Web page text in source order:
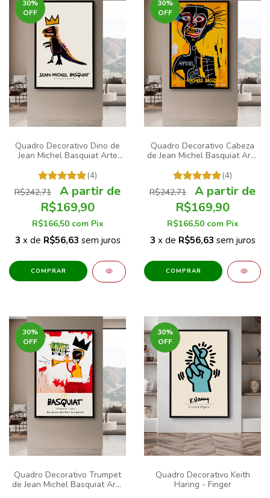
30%
OFF
Quadro Decorativo Dino de
Jean Michel Basquiat Arte
(4)
R$242,71
R$169,90
R$166,50 com Pix
3 x de R$56,63 sem juros
COMPRAR
30%
OFF
Quadro Decorativo Cabeza
de Jean Michel Basquiat Arte
(4)
R$242,71
R$169,90
R$166,50 com Pix
3 x de R$56,63 sem juros
COMPRAR
30%
OFF
Quadro Decorativo Trumpet
de Jean Michel Basquiat Arte
30%
OFF
Quadro Decorativo Keith
Haring - Finger